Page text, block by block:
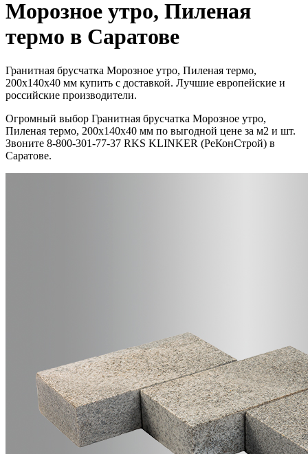
Морозное утро, Пиленая
термо в Саратове
Гранитная брусчатка Морозное утро, Пиленая термо,
200x140х40 мм купить с доставкой. Лучшие европейские и
российские производители.
Огромный выбор Гранитная брусчатка Морозное утро,
Пиленая термо, 200x140х40 мм по выгодной цене за м2 и шт.
Звоните 8-800-301-77-37 RKS KLINKER (РеКонСтрой) в
Саратове.